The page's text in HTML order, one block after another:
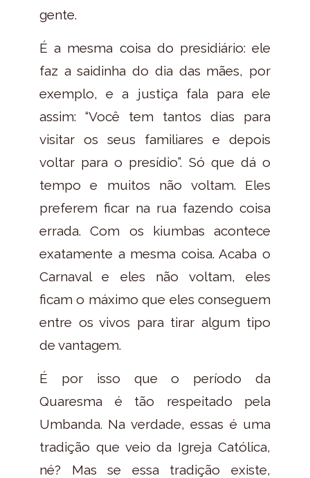
gente.
É a mesma coisa do presidiário: ele
faz a saidinha do dia das mães, por
exemplo, e a justiça fala para ele
assim: “Você tem tantos dias para
visitar os seus familiares e depois
voltar para o presídio”. Só que dá o
tempo e muitos não voltam. Eles
preferem ficar na rua fazendo coisa
errada. Com os kiumbas acontece
exatamente a mesma coisa. Acaba o
Carnaval e eles não voltam, eles
ficam o máximo que eles conseguem
entre os vivos para tirar algum tipo
de vantagem.
É por isso que o período da
Quaresma é tão respeitado pela
Umbanda. Na verdade, essas é uma
tradição que veio da Igreja Católica,
né? Mas se essa tradição existe,